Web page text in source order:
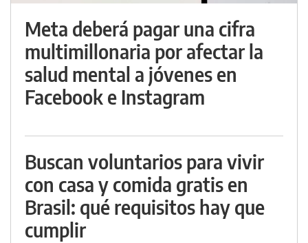
Meta deberá pagar una cifra
multimillonaria por afectar la
salud mental a jóvenes en
Facebook e Instagram
Buscan voluntarios para vivir
con casa y comida gratis en
Brasil: qué requisitos hay que
cumplir